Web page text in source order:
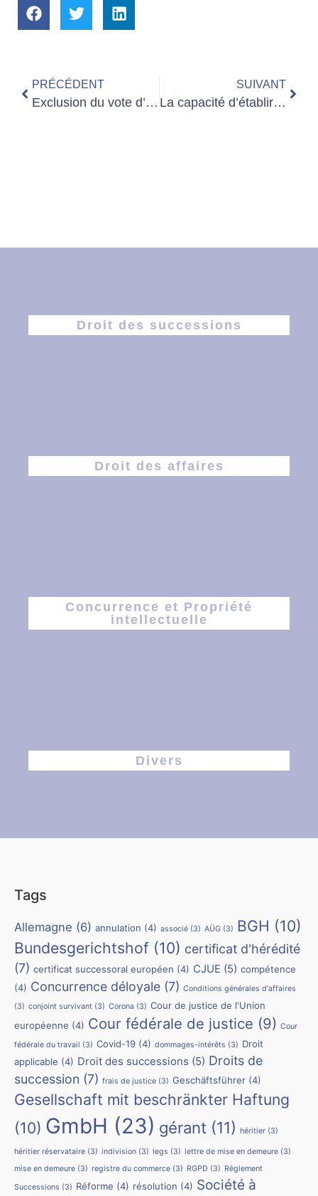
PRÉCÉDENT
Exclusion du vote d’un associé d’une société de personnes allemande
SUIVANT
La capacité d’établir un testament en droit allemand
Droit des successions
Droit des affaires
Concurrence et Propriété
intellectuelle
Divers
Tags
Allemagne (6) annulation (4) associé (3) AÜG (3) BGH (10)
Bundesgerichtshof (10) certificat d'hérédité
(7) certificat successoral européen (4) CJUE (5) compétence
(4) Concurrence déloyale (7) Conditions générales d'affaires
(3) conjoint survivant (3) Corona (3) Cour de justice de l'Union
européenne (4) Cour fédérale de justice (9) Cour
fédérale du travail (3) Covid-19 (4) dommages-intérêts (3) Droit
applicable (4) Droit des successions (5) Droits de
succession (7) frais de justice (3) Geschäftsführer (4)
Gesellschaft mit beschränkter Haftung
(10) GmbH (23) gérant (11) héritier (3)
héritier réservataire (3) indivision (3) legs (3) lettre de mise en demeure (3)
mise en demeure (3) registre du commerce (3) RGPD (3) Règlement
Successions (3) Réforme (4) résolution (4) Société à